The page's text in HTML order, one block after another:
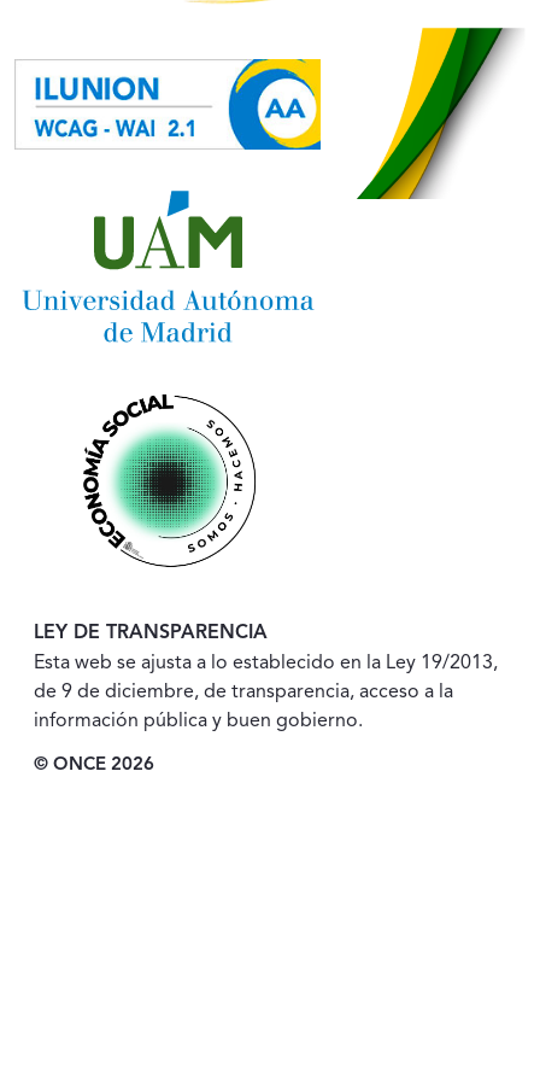
LEY DE TRANSPARENCIA
Esta web se ajusta a lo establecido en la Ley 19/2013,
de 9 de diciembre, de transparencia, acceso a la
información pública y buen gobierno.
© ONCE 2026